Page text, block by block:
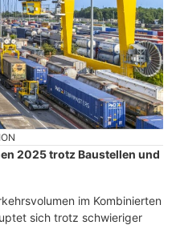
2025 trotz Baustellen und
im Kombinierten
sich trotz schwieriger